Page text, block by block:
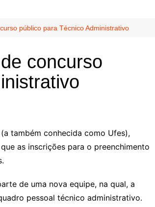
público para Técnico Administrativo
concurso
também conhecida como Ufes),
as inscrições para o preenchimento
de uma nova equipe, na qual, a
pessoal técnico administrativo.